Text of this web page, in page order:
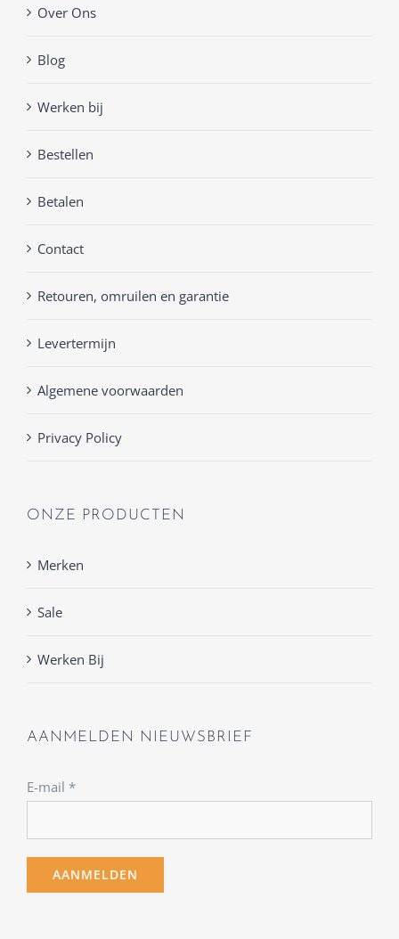
Over Ons
Blog
Werken bij
Bestellen
Betalen
Contact
Retouren, omruilen en garantie
Levertermijn
Algemene voorwaarden
Privacy Policy
ONZE PRODUCTEN
Merken
Sale
Werken Bij
AANMELDEN NIEUWSBRIEF
E-mail *